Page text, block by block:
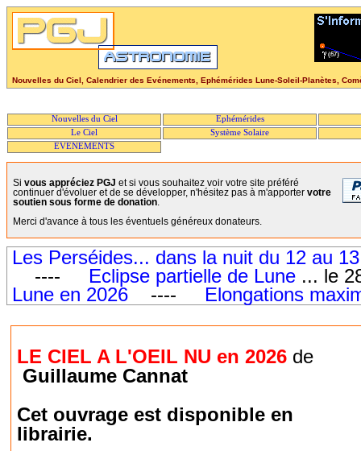
Nouvelles du Ciel, Calendrier des Evénements, Ephémérides Lune-Soleil-Planètes,
Nouvelles du Ciel
Ephémérides
Le Ciel
Système Solaire
EVENEMENTS
Si vous appréciez PGJ et si vous souhaitez voir votre site préféré
continuer d'évoluer et de se développer, n'hésitez pas à m'apporter votre
soutien sous forme de donation.
Merci d'avance à tous les éventuels généreux donateurs.
Les Perséides... dans la nuit du 12 au
---- Eclipse partielle de Lune ... le
Lune en 2026 ---- Elongations
LE CIEL A L'OEIL NU en 2026 de
Guillaume Cannat
Cet ouvrage est disponible en
librairie.